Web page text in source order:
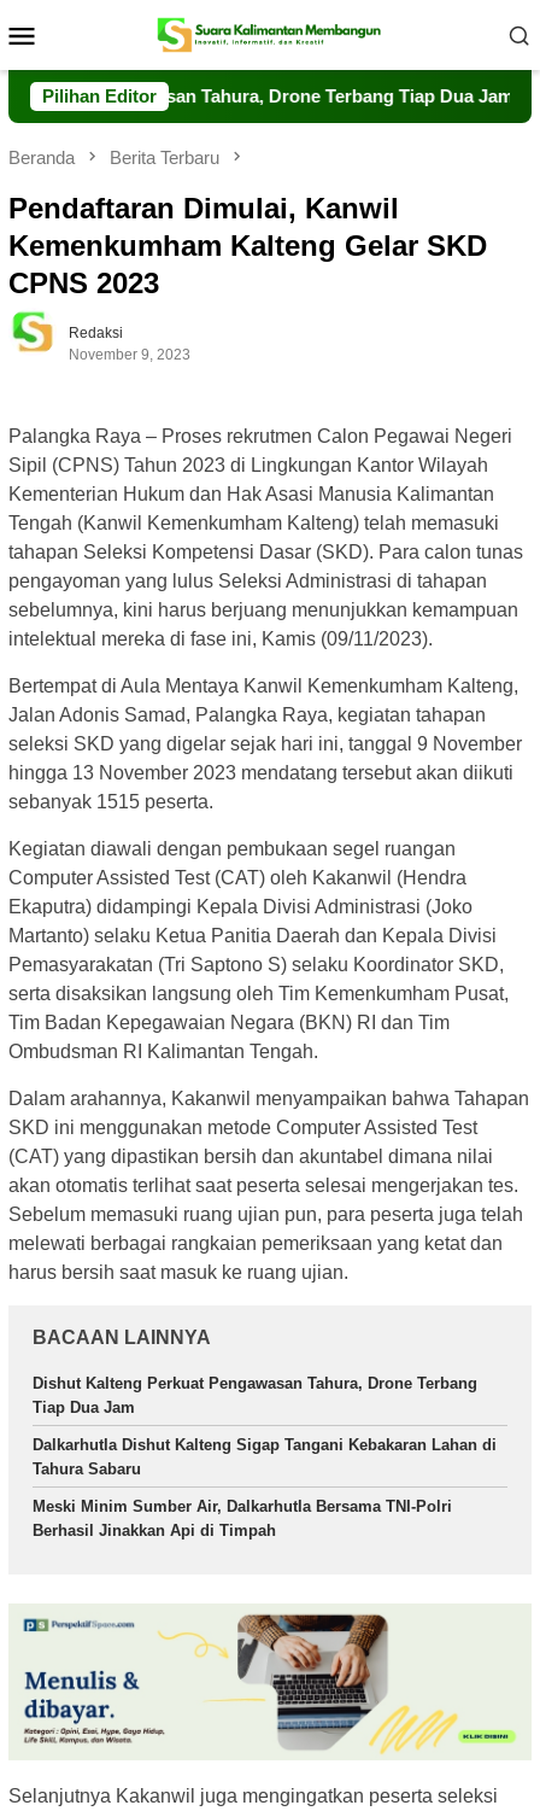
ke
Mobile
Pilihan Editor
Pengawasan Tahura, Drone Terbang Tiap Dua Jam
Beranda Berita Terbaru
Pendaftaran Dimulai, Kanwil
Kemenkumham Kalteng Gelar SKD
CPNS 2023
Redaksi
November 9, 2023
Palangka Raya – Proses rekrutmen Calon Pegawai Negeri
Sipil (CPNS) Tahun 2023 di Lingkungan Kantor Wilayah
Kementerian Hukum dan Hak Asasi Manusia Kalimantan
Tengah (Kanwil Kemenkumham Kalteng) telah memasuki
tahapan Seleksi Kompetensi Dasar (SKD). Para calon tunas
pengayoman yang lulus Seleksi Administrasi di tahapan
sebelumnya, kini harus berjuang menunjukkan kemampuan
intelektual mereka di fase ini, Kamis (09/11/2023).
Bertempat di Aula Mentaya Kanwil Kemenkumham Kalteng,
Jalan Adonis Samad, Palangka Raya, kegiatan tahapan
seleksi SKD yang digelar sejak hari ini, tanggal 9 November
hingga 13 November 2023 mendatang tersebut akan diikuti
sebanyak 1515 peserta.
Kegiatan diawali dengan pembukaan segel ruangan
Computer Assisted Test (CAT) oleh Kakanwil (Hendra
Ekaputra) didampingi Kepala Divisi Administrasi (Joko
Martanto) selaku Ketua Panitia Daerah dan Kepala Divisi
Pemasyarakatan (Tri Saptono S) selaku Koordinator SKD,
serta disaksikan langsung oleh Tim Kemenkumham Pusat,
Tim Badan Kepegawaian Negara (BKN) RI dan Tim
Ombudsman RI Kalimantan Tengah.
Dalam arahannya, Kakanwil menyampaikan bahwa Tahapan
SKD ini menggunakan metode Computer Assisted Test
(CAT) yang dipastikan bersih dan akuntabel dimana nilai
akan otomatis terlihat saat peserta selesai mengerjakan tes.
Sebelum memasuki ruang ujian pun, para peserta juga telah
melewati berbagai rangkaian pemeriksaan yang ketat dan
harus bersih saat masuk ke ruang ujian.
BACAAN LAINNYA
Dishut Kalteng Perkuat Pengawasan Tahura, Drone Terbang
Tiap Dua Jam
Dalkarhutla Dishut Kalteng Sigap Tangani Kebakaran Lahan di
Tahura Sabaru
Meski Minim Sumber Air, Dalkarhutla Bersama TNI-Polri
Berhasil Jinakkan Api di Timpah
Selanjutnya Kakanwil juga mengingatkan peserta seleksi